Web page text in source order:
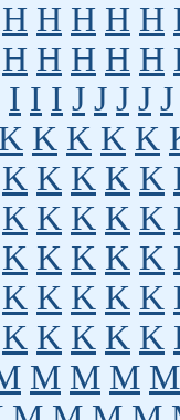
H H H H H
H H H H H
I I I J J J J J
K K K K K
K K K K K
K K K K K
K K K K K
K K K K K
K K K K K
M M M M